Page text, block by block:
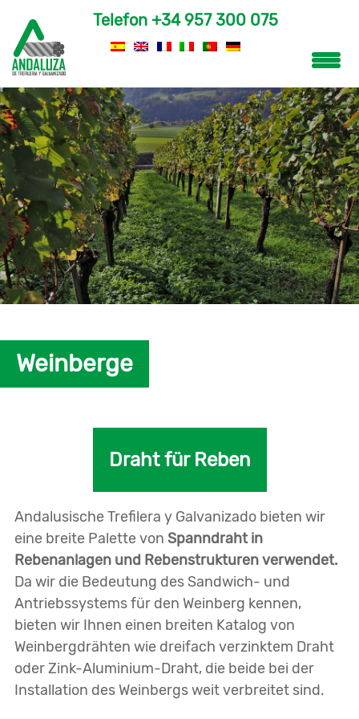
Telefon +34 957 300 075
Weinberge
Draht für Reben
Andalusische Trefilera y Galvanizado bieten wir
eine breite Palette von Spanndraht in
Rebenanlagen und Rebenstrukturen verwendet.
Da wir die Bedeutung des Sandwich- und
Antriebssystems für den Weinberg kennen,
bieten wir Ihnen einen breiten Katalog von
Weinbergdrähten wie dreifach verzinktem Draht
oder Zink-Aluminium-Draht, die beide bei der
Installation des Weinbergs weit verbreitet sind.